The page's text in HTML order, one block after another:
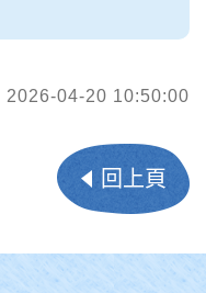
2026-04-20 10:50:00
回上頁